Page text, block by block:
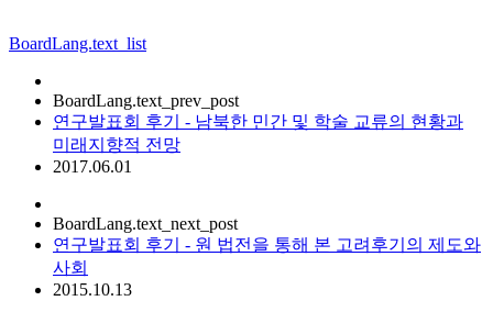
BoardLang.text_list
BoardLang.text_prev_post
연구발표회 후기 - 남북한 민간 및 학술 교류의 현황과
미래지향적 전망
2017.06.01
BoardLang.text_next_post
연구발표회 후기 - 원 법전을 통해 본 고려후기의 제도와
사회
2015.10.13